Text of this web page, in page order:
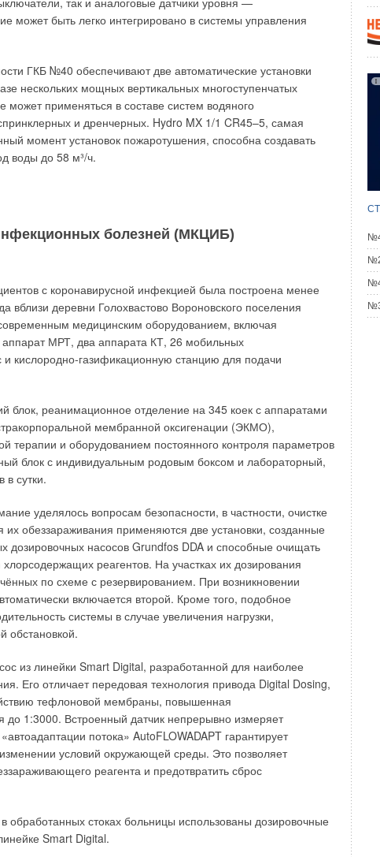
может быть легко интегрировано в системы управления
ГКБ №40 обеспечивают две автоматические установки
нескольких мощных вертикальных многоступенчатых
применяться в составе систем водяного
и дренчерных. Hydro MX 1/1 CR45–5, самая
момент установок пожаротушения, способна создавать
воды до 58 м³/ч.
болезней (МКЦИБ)
с коронавирусной инфекцией была построена менее
вблизи деревни Голохвастово Вороновского поселения
медицинским оборудованием, включая
МРТ, два аппарата КТ, 26 мобильных
и кислородно-газификационную станцию для подачи
блок, реанимационное отделение на 345 коек с аппаратами
мембранной оксигенации (ЭКМО),
и оборудованием постоянного контроля параметров
блок с индивидуальным родовым боксом и лабораторный,
в сутки.
уделялось вопросам безопасности, в частности, очистке
обеззараживания применяются две установки, созданные
дозировочных насосов Grundfos DDA и способные очищать
реагентов. На участках их дозирования
по схеме с резервированием. При возникновении
включается второй. Кроме того, подобное
системы в случае увеличения нагрузки,
обстановкой.
из линейки Smart Digital, разработанной для наиболее
Его отличает передовая технология привода Digital Dosing,
тефлоновой мембраны, повышенная
до 1:3000. Встроенный датчик непрерывно измеряет
потока» AutoFLOWADAPT гарантирует
условий окружающей среды. Это позволяет
реагента и предотвратить сброс
обработанных стоках больницы использованы дозировочные
Smart Digital.
для расположения объектов: поле, берег реки, лесной
зданий и умных круглогодичных теплиц.
иметь возможность присоединиться к ним для сбросов своих
по другие задачи: зимний сад, зона отдыха и медитаций,
технологии и оборудование